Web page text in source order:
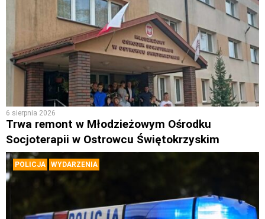
6 sierpnia 2026
Trwa remont w Młodzieżowym Ośrodku
Socjoterapii w Ostrowcu Świętokrzyskim
POLICJA WYDARZENIA